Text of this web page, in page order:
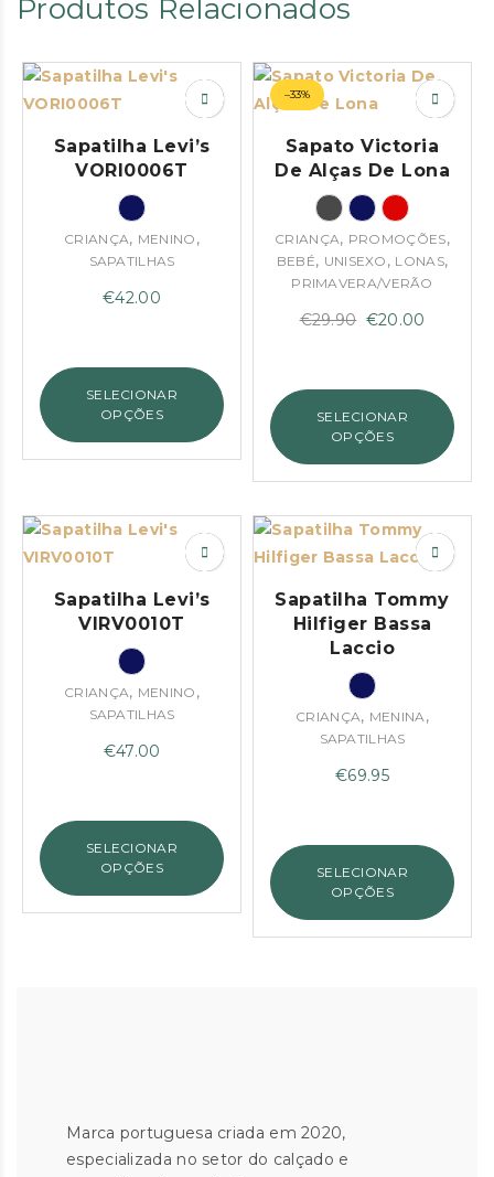
Produtos Relacionados
Sapatilha Levi’s
VORI0006T
CRIANÇA, MENINO ,
SAPATILHAS
€42.00
SELECIONAR
OPÇÕES
–33%
Sapato Victoria
De Alças De Lona
CRIANÇA, PROMOÇÕES,
BEBÉ, UNISEXO , LONAS,
PRIMAVERA/VERÃO
€29.90 O
€29.90.
€20.00
é:
€20.00.
SELECIONAR
OPÇÕES
Sapatilha Levi’s
VIRV0010T
CRIANÇA, MENINO ,
SAPATILHAS
€47.00
SELECIONAR
OPÇÕES
Sapatilha Tommy
Hilfiger Bassa
Laccio
CRIANÇA, MENINA,
SAPATILHAS
€69.95
SELECIONAR
OPÇÕES
Marca portuguesa criada em 2020,
especializada no setor do calçado e